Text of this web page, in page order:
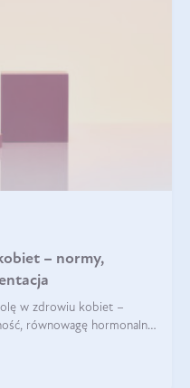
– normy,
w zdrowiu kobiet –
równowagę hormonalną